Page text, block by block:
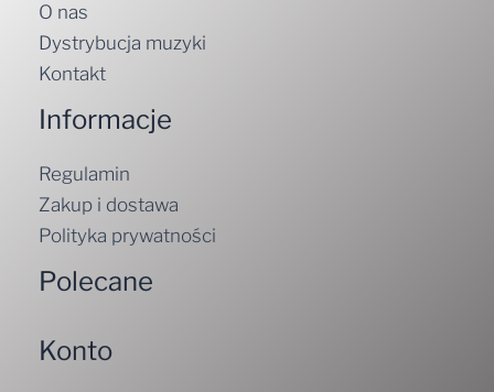
O nas
Dystrybucja muzyki
Kontakt
Informacje
Regulamin
Zakup i dostawa
Polityka prywatności
Polecane
Konto